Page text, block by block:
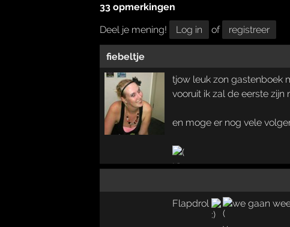
33 opmerkingen
Deel je mening!
Log in of registreer
fiebeltje
tjow leuk zon gastenboek
vooruit ik zal de eerste
en moge er nog vele
Flapdrol we gaan